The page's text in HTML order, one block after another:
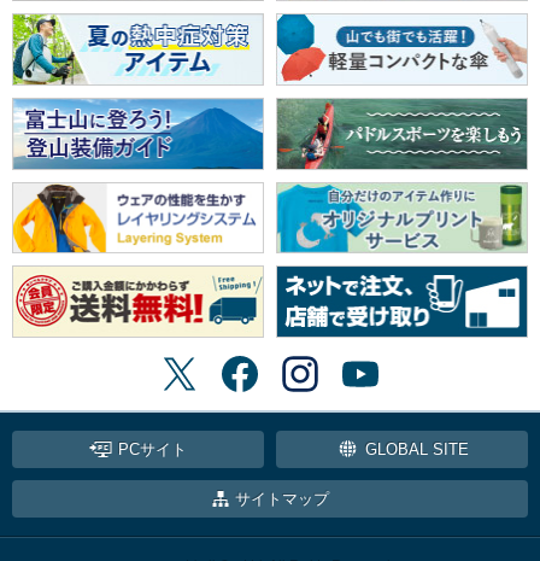
PCサイト GLOBAL SITE
サイトマップ